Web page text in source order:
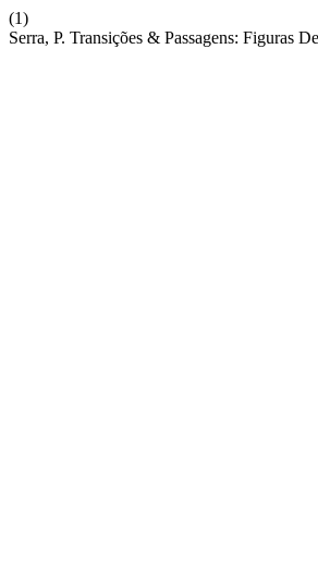
(1)
Serra, P. Transições & Passagens: Figuras